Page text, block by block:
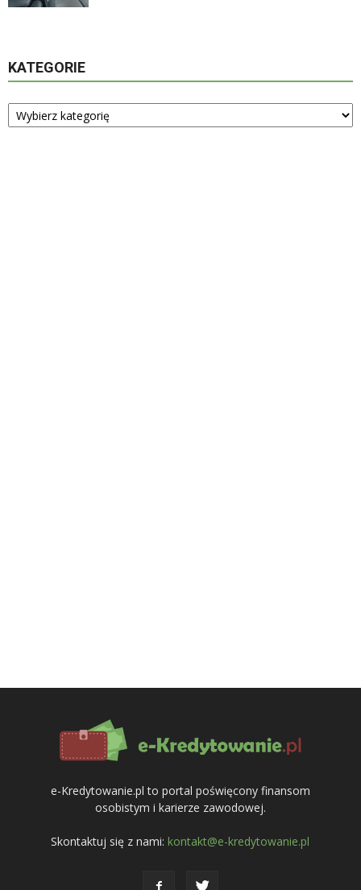
KATEGORIE
Kategorie
e-Kredytowanie.pl to portal poświęcony finansom
osobistym i karierze zawodowej.
Skontaktuj się z nami: kontakt@e-kredytowanie.pl